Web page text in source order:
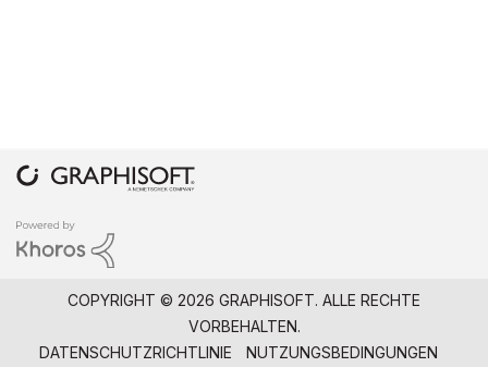
COPYRIGHT © 2026 GRAPHISOFT. ALLE RECHTE
VORBEHALTEN.
DATENSCHUTZRICHTLINIE
NUTZUNGSBEDINGUNGEN